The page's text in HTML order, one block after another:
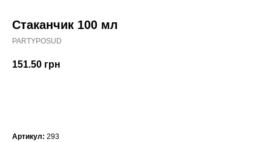
Стаканчик 100 мл
PARTYPOSUD
151.50 грн
Артикул: 293